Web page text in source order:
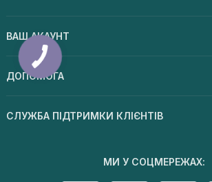
ВАШ АКАУНТ
ДОПОМОГА
СЛУЖБА ПІДТРИМКИ КЛІЄНТІВ
МИ У СОЦМЕРЕЖАХ: